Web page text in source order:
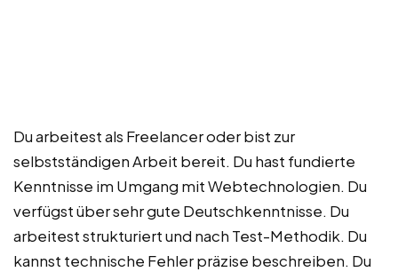
Du arbeitest als Freelancer oder bist zur
selbstständigen Arbeit bereit. Du hast fundierte
Kenntnisse im Umgang mit Webtechnologien. Du
verfügst über sehr gute Deutschkenntnisse. Du
arbeitest strukturiert und nach Test-Methodik. Du
kannst technische Fehler präzise beschreiben. Du